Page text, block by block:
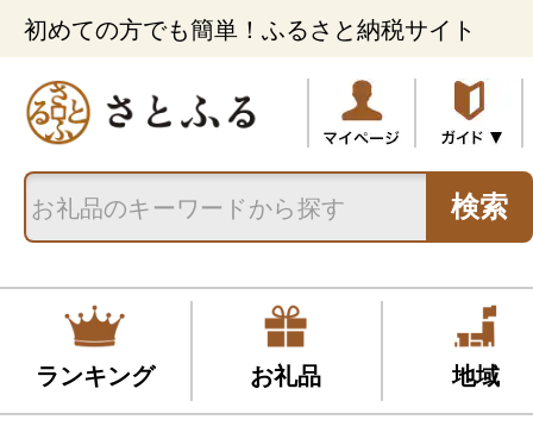
初めての方でも簡単！ふるさと納税サイト
検索
ランキング お礼品 地域